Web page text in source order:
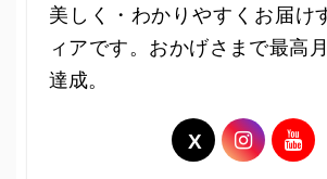
美しく・わかりやすくお届け
ィアです。おかげさまで最高
達成。